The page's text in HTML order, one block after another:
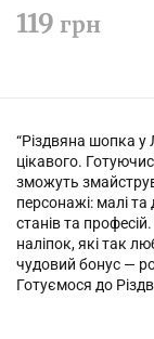
119 грн
“Різдвяна шопка у
цікавого.
зможуть
персонажі: малі
станів та
наліпок, які так
чудовий бонус —
Готуємося до